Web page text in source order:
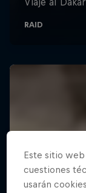
Este sitio
cuestiones
usarán